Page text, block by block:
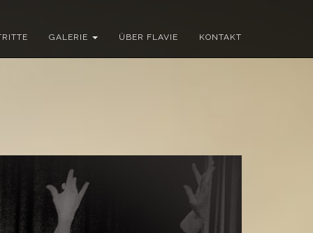
GALERIE ÜBER FLAVIE KONTAKT